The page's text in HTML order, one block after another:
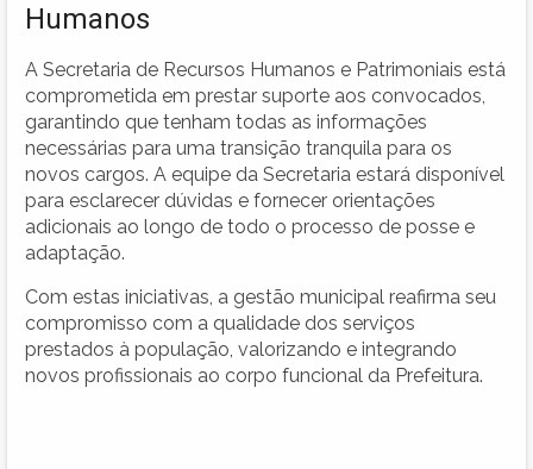
Humanos
A Secretaria de Recursos Humanos e Patrimoniais está
comprometida em prestar suporte aos convocados,
garantindo que tenham todas as informações
necessárias para uma transição tranquila para os
novos cargos. A equipe da Secretaria estará disponível
para esclarecer dúvidas e fornecer orientações
adicionais ao longo de todo o processo de posse e
adaptação.
Com estas iniciativas, a gestão municipal reafirma seu
compromisso com a qualidade dos serviços
prestados à população, valorizando e integrando
novos profissionais ao corpo funcional da Prefeitura.